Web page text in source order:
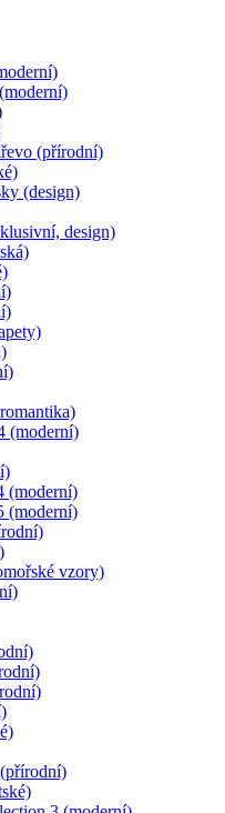
(přírodní)
(design)
design)
(moderní)
(moderní)
(moderní)
vzory)